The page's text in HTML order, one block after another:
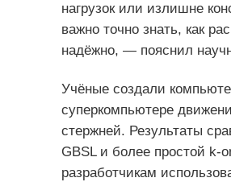
нагрузок или излишне
важно точно знать, как
надёжно, — пояснил
Учёные создали
суперкомпьютере
стержней. Результаты
GBSL и более простой k-
разработчикам